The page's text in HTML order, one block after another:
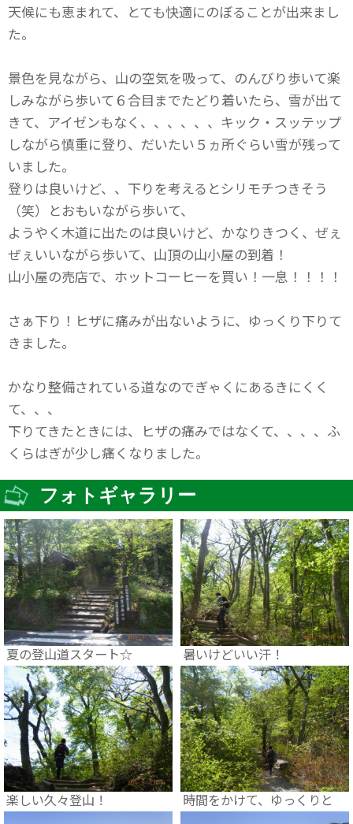
天候にも恵まれて、とても快適にのぼることが出来まし
た。
景色を見ながら、山の空気を吸って、のんびり歩いて楽
しみながら歩いて６合目までたどり着いたら、雪が出て
きて、アイゼンもなく、、、、、、キック・スッテップ
しながら慎重に登り、だいたい５ヵ所ぐらい雪が残って
いました。
登りは良いけど、、下りを考えるとシリモチつきそう
（笑）とおもいながら歩いて、
ようやく木道に出たのは良いけど、かなりきつく、ぜぇ
ぜぇいいながら歩いて、山頂の山小屋の到着！
山小屋の売店で、ホットコーヒーを買い！一息！！！！
さぁ下り！ヒザに痛みが出ないように、ゆっくり下りて
きました。
かなり整備されている道なのでぎゃくにあるきにくく
て、、、
下りてきたときには、ヒザの痛みではなくて、、、、ふ
くらはぎが少し痛くなりました。
フォトギャラリー
夏の登山道スタート☆ 暑いけどいい汗！
楽しい久々登山！ 時間をかけて、ゆっくりと